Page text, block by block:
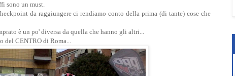
sono un must.
da raggiungere ci rendiamo conto della prima (di tante) cose che
è un po' diversa da quella che hanno gli altri...
del CENTRO di Roma...